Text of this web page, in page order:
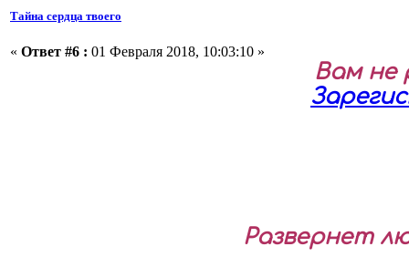
Тайна сердца твоего
« Ответ #6 : 01 Февраля 2018, 10:03:10 »
Вам не
Развернет